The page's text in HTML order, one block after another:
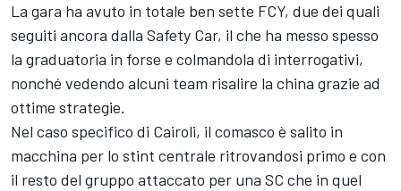
La gara ha avuto in totale ben sette FCY, due dei quali
seguiti ancora dalla Safety Car, il che ha messo spesso
la graduatoria in forse e colmandola di interrogativi,
nonché vedendo alcuni team risalire la china grazie ad
ottime strategie.
Nel caso specifico di Cairoli, il comasco è salito in
macchina per lo stint centrale ritrovandosi primo e con
il resto del gruppo attaccato per una SC che in quel